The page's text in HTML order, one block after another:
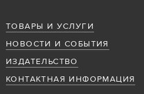
ТОВАРЫ И УСЛУГИ
НОВОСТИ И СОБЫТИЯ
ИЗДАТЕЛЬСТВО
КОНТАКТНАЯ ИНФОРМАЦИЯ